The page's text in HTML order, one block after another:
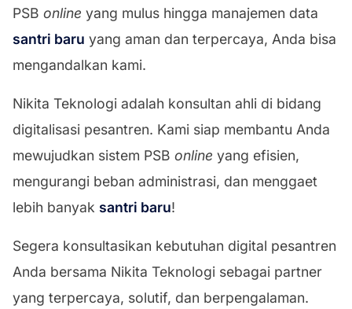
PSB online yang mulus hingga manajemen data
santri baru yang aman dan terpercaya, Anda bisa
mengandalkan kami.
Nikita Teknologi adalah konsultan ahli di bidang
digitalisasi pesantren. Kami siap membantu Anda
mewujudkan sistem PSB online yang efisien,
mengurangi beban administrasi, dan menggaet
lebih banyak santri baru!
Segera konsultasikan kebutuhan digital pesantren
Anda bersama Nikita Teknologi sebagai partner
yang terpercaya, solutif, dan berpengalaman.